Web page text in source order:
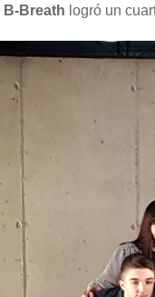
B-Breath logró un